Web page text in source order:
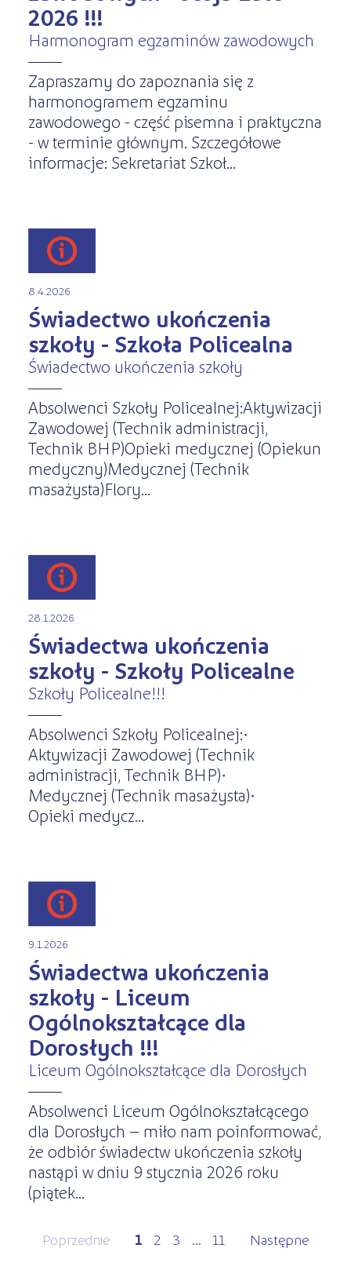
2026 !!!
Harmonogram egzaminów zawodowych
Zapraszamy do zapoznania się z
harmonogramem egzaminu
zawodowego - część pisemna i praktyczna
- w terminie głównym. Szczegółowe
informacje: Sekretariat Szkoł...
8.4.2026
Świadectwo ukończenia
szkoły - Szkoła Policealna
Świadectwo ukończenia szkoły
Absolwenci Szkoły Policealnej:Aktywizacji
Zawodowej (Technik administracji,
Technik BHP)Opieki medycznej (Opiekun
medyczny)Medycznej (Technik
masażysta)Flory...
28.1.2026
Świadectwa ukończenia
szkoły - Szkoły Policealne
Szkoły Policealne!!!
Absolwenci Szkoły Policealnej:·
Aktywizacji Zawodowej (Technik
administracji, Technik BHP)·
Medycznej (Technik masażysta)·
Opieki medycz...
9.1.2026
Świadectwa ukończenia
szkoły - Liceum
Ogólnokształcące dla
Dorosłych !!!
Liceum Ogólnokształcące dla Dorosłych
Absolwenci Liceum Ogólnokształcącego
dla Dorosłych – miło nam poinformować,
że odbiór świadectw ukończenia szkoły
nastąpi w dniu 9 stycznia 2026 roku
(piątek...
Poprzednie 1 2 3 ... 11 Następne